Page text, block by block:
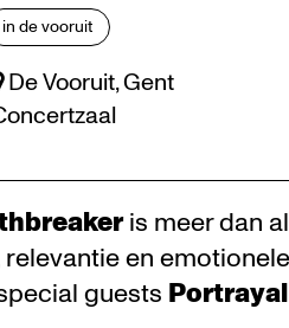
in de vooruit
De Vooruit, Gent
is meer dan
en
guests